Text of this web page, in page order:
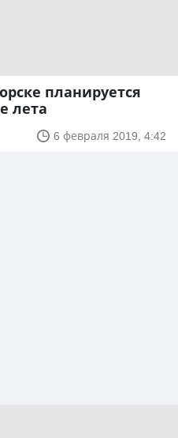
планируется
лета
6 февраля 2019, 4:42